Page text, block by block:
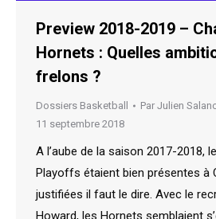
Preview 2018-2019 –
Hornets : Quelles
frelons ?
Dossiers Basketball Par Julien
11 septembre 2018
A l’aube de la saison 2017-2018,
Playoffs étaient bien présentes à
justifiées il faut le dire. Avec le
Howard, les Hornets semblaient